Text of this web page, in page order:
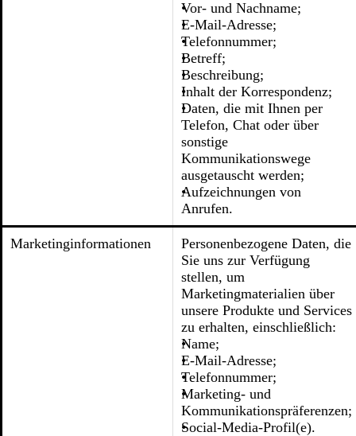
Vor- und Nachname;
E-Mail-Adresse;
Telefonnummer;
Betreff;
Beschreibung;
Inhalt der Korrespondenz;
Daten, die mit Ihnen per
Telefon, Chat oder über
sonstige
Kommunikationswege
ausgetauscht werden;
Aufzeichnungen von
Anrufen.
Marketinginformationen
Personenbezogene Daten, die
Sie uns zur Verfügung
stellen, um
Marketingmaterialien über
unsere Produkte und Services
zu erhalten, einschließlich:
Name;
E-Mail-Adresse;
Telefonnummer;
Marketing- und
Kommunikationspräferenzen;
Social-Media-Profil(e).